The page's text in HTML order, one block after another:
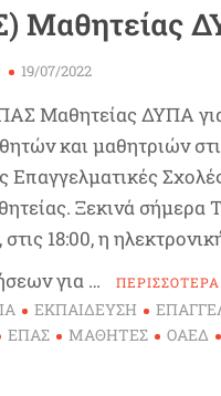
Μαθητείας
19/07/2022
Μαθητείας ΔΥΠΑ
και μαθητριών
Επαγγελματικές
Ξεκινά σήμερα
στις 18:00, η
για …
ΠΕΡΙΣΣΟΤΕΡΑ
ΕΚΠΑΙΔΕΥΣΗ
ΕΠΑΣ ΜΑΘΗΤΕΣ ΟΑΕΔ